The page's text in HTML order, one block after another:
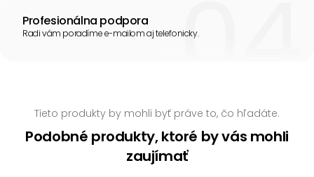
Profesionálna podpora
Radi vám poradíme e-mailom aj telefonicky.
Tieto produkty by mohli byť práve to, čo hľadáte.
Podobné produkty, ktoré by vás mohli
zaujímať